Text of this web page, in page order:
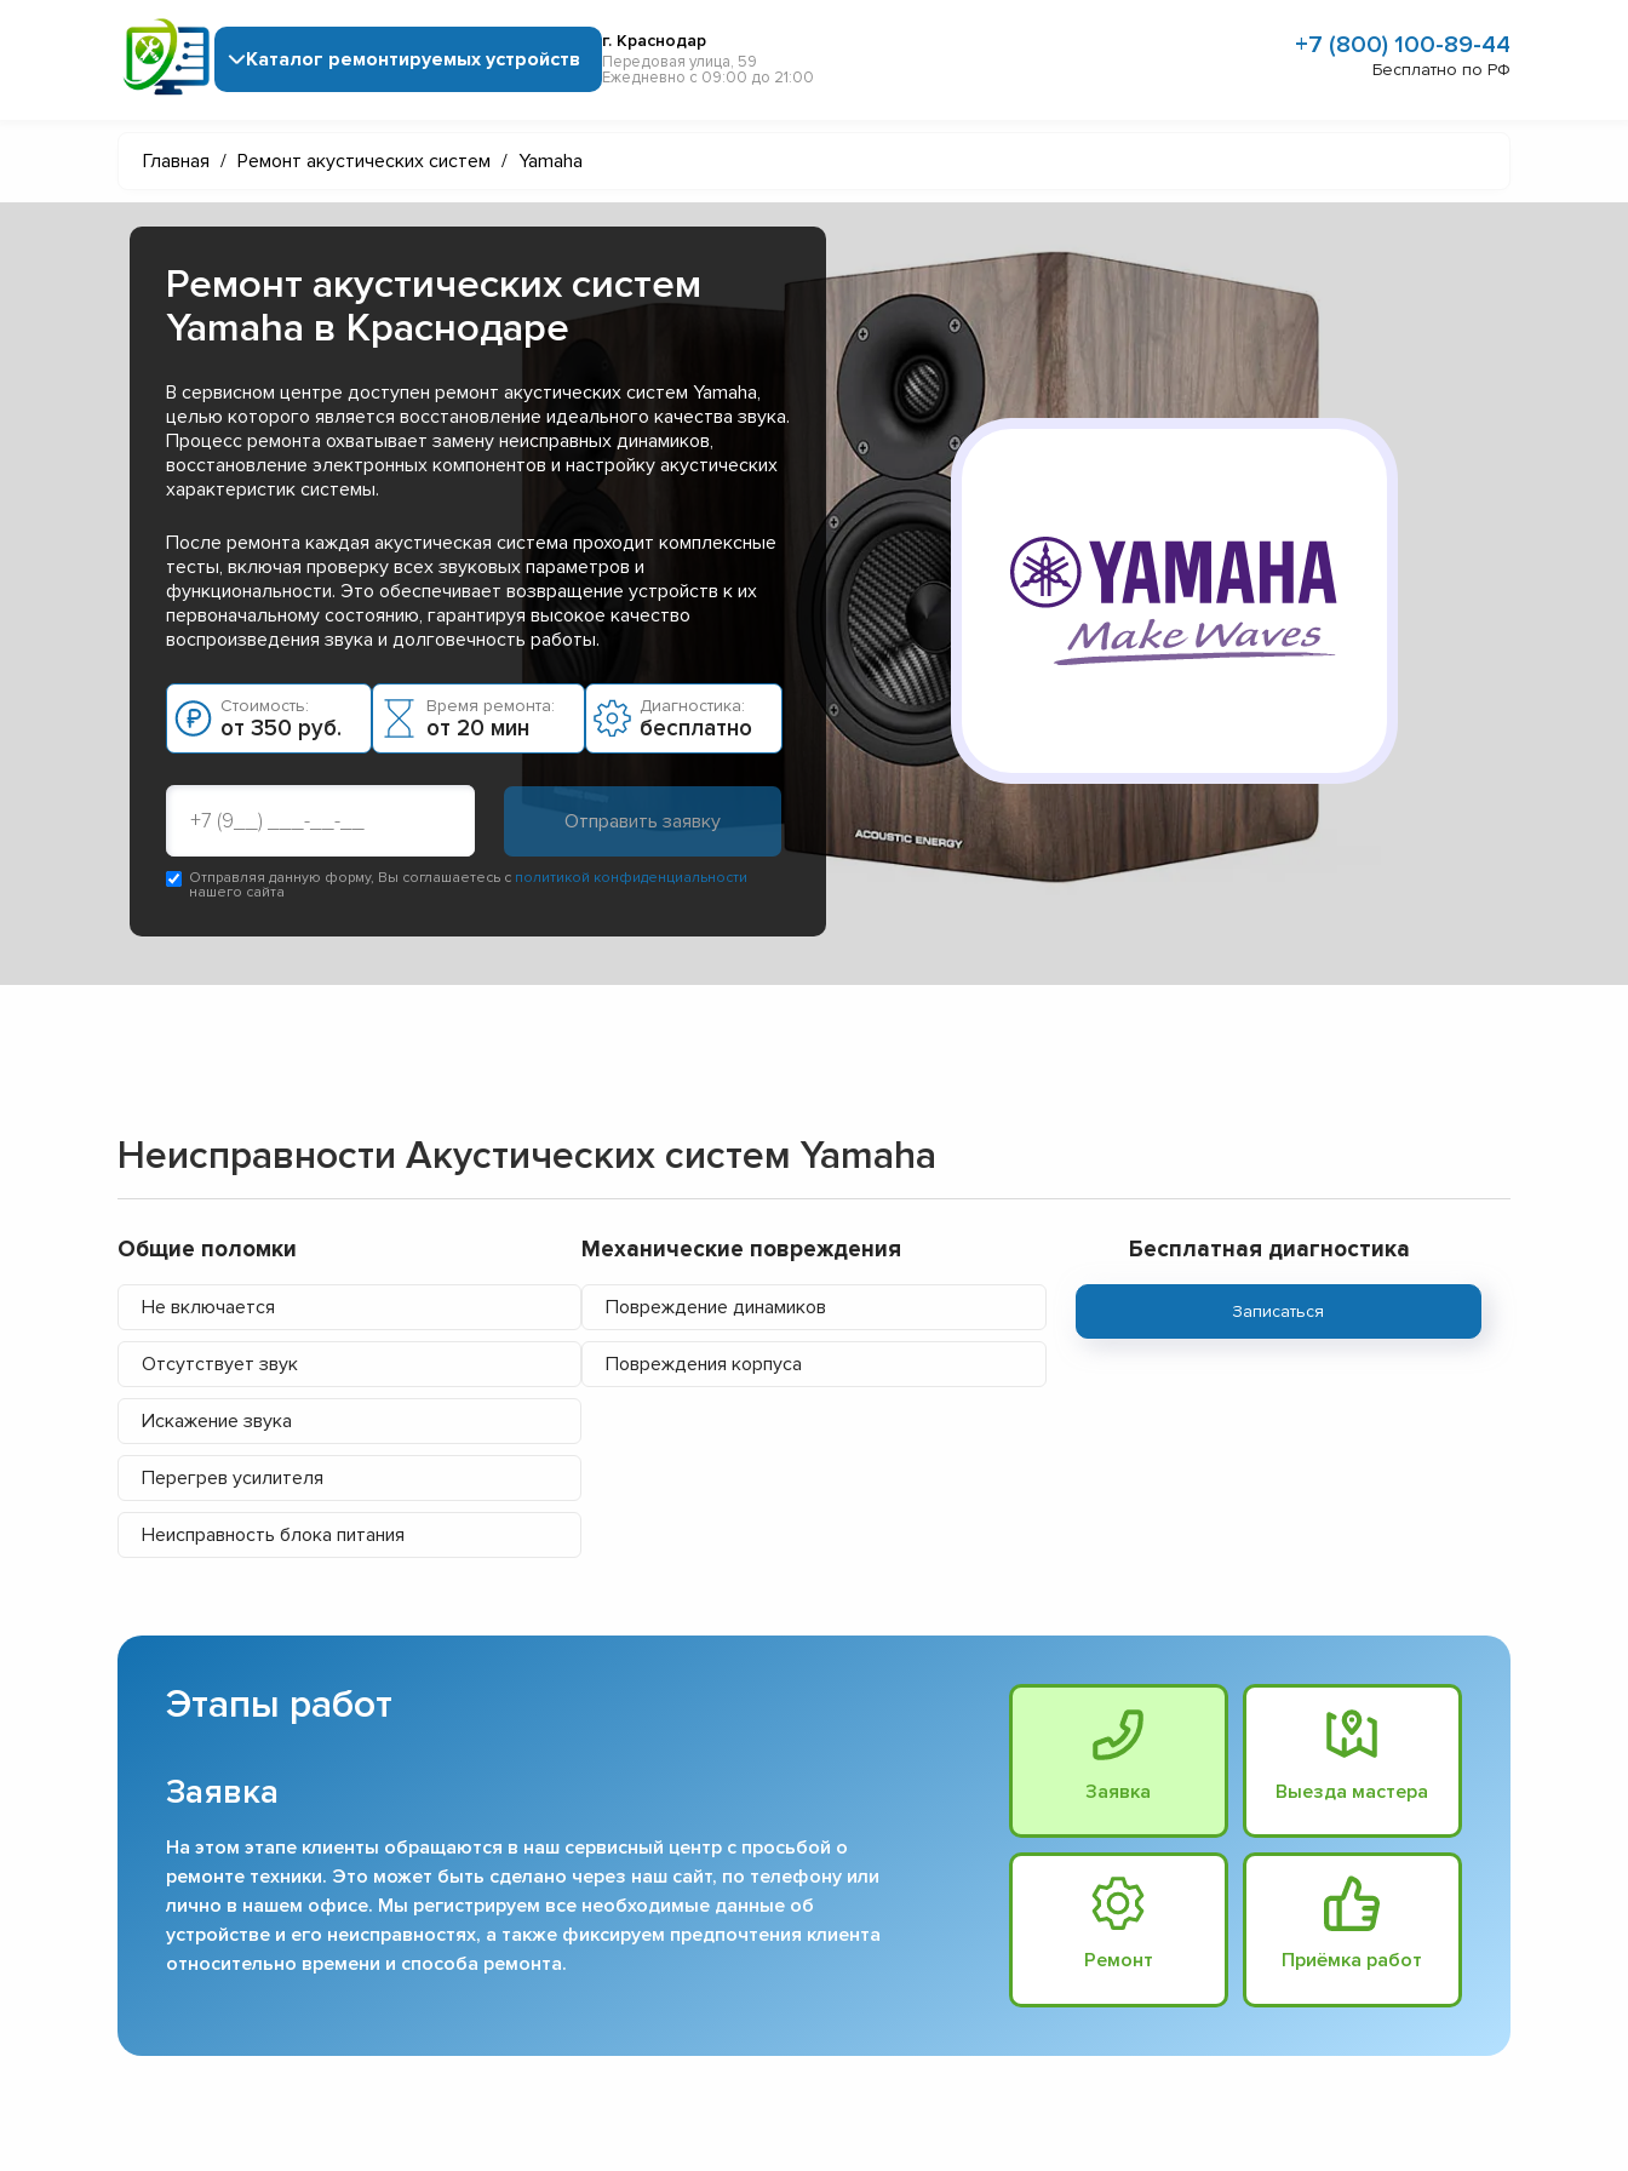
Каталог ремонтируемых устройств
г. Краснодар
Передовая улица, 59
Ежедневно с 09:00 до 21:00
+7 (800) 100-89-44
Бесплатно по РФ
Главная / Ремонт акустических систем / Yamaha
Ремонт акустических систем
Yamaha в Краснодаре
В сервисном центре доступен ремонт акустических систем Yamaha,
целью которого является восстановление идеального качества звука.
Процесс ремонта охватывает замену неисправных динамиков,
восстановление электронных компонентов и настройку акустических
характеристик системы.
После ремонта каждая акустическая система проходит комплексные
тесты, включая проверку всех звуковых параметров и
функциональности. Это обеспечивает возвращение устройств к их
первоначальному состоянию, гарантируя высокое качество
воспроизведения звука и долговечность работы.
Стоимость:
от 350 руб.
Время ремонта:
от 20 мин
Диагностика:
бесплатно
Отправляя данную форму, Вы соглашаетесь с политикой конфиденциальности
нашего сайта
Неисправности Акустических систем Yamaha
Общие поломки
Не включается
Отсутствует звук
Искажение звука
Перегрев усилителя
Неисправность блока питания
Механические повреждения
Повреждение динамиков
Повреждения корпуса
Бесплатная диагностика
Записаться
Этапы работ
Заявка
На этом этапе клиенты обращаются в наш сервисный центр с просьбой о
ремонте техники. Это может быть сделано через наш сайт, по телефону или
лично в нашем офисе. Мы регистрируем все необходимые данные об
устройстве и его неисправностях, а также фиксируем предпочтения клиента
относительно времени и способа ремонта.
Заявка Выезда мастера
Ремонт Приёмка работ
▼